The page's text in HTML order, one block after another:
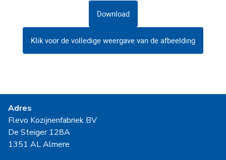
Download
Klik voor de volledige weergave van de afbeelding
Adres
Flevo Kozijnenfabriek BV
De Steiger 128A
1351 AL Almere